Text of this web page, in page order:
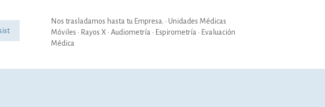
Nos trasladamos hasta tu Empresa. · Unidades Médicas
Móviles · Rayos X · Audiometría · Espirometría · Evaluación
Médica